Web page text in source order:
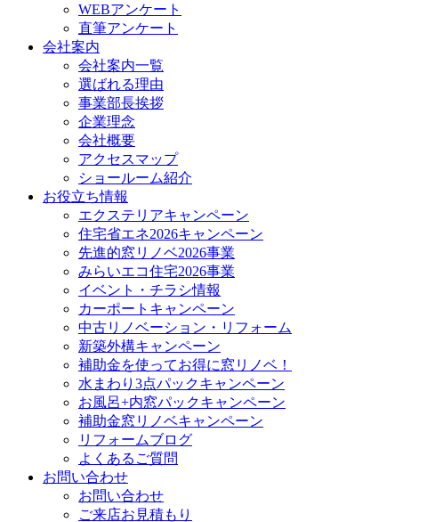
WEBアンケート
直筆アンケート
会社案内
会社案内一覧
選ばれる理由
事業部長挨拶
企業理念
会社概要
アクセスマップ
ショールーム紹介
お役立ち情報
エクステリアキャンペーン
住宅省エネ2026キャンペーン
先進的窓リノベ2026事業
みらいエコ住宅2026事業
イベント・チラシ情報
カーポートキャンペーン
中古リノベーション・リフォーム
新築外構キャンペーン
補助金を使ってお得に窓リノベ！
水まわり3点パックキャンペーン
お風呂+内窓パックキャンペーン
補助金窓リノベキャンペーン
リフォームブログ
よくあるご質問
お問い合わせ
お問い合わせ
ご来店お見積もり